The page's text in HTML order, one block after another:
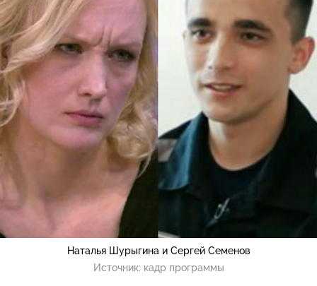
Наталья Шурыгина и Сергей Семенов
Источник: кадр программы